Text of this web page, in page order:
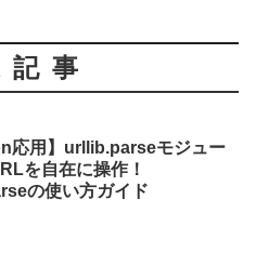
記事
応用】urllib.parseモジュー
を自在に操作！
の使い方ガイド